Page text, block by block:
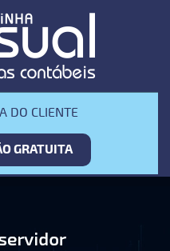
DO CLIENTE
GRATUITA